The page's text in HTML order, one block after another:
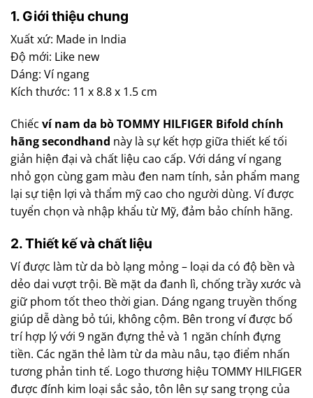
1. Giới thiệu chung
Xuất xứ: Made in India
Độ mới: Like new
Dáng: Ví ngang
Kích thước: 11 x 8.8 x 1.5 cm
Chiếc ví nam da bò TOMMY HILFIGER Bifold chính
hãng secondhand này là sự kết hợp giữa thiết kế tối
giản hiện đại và chất liệu cao cấp. Với dáng ví ngang
nhỏ gọn cùng gam màu đen nam tính, sản phẩm mang
lại sự tiện lợi và thẩm mỹ cao cho người dùng. Ví được
tuyển chọn và nhập khẩu từ Mỹ, đảm bảo chính hãng.
2. Thiết kế và chất liệu
Ví được làm từ da bò lạng mỏng – loại da có độ bền và
dẻo dai vượt trội. Bề mặt da đanh lì, chống trầy xước và
giữ phom tốt theo thời gian. Dáng ngang truyền thống
giúp dễ dàng bỏ túi, không cộm. Bên trong ví được bố
trí hợp lý với 9 ngăn đựng thẻ và 1 ngăn chính đựng
tiền. Các ngăn thẻ làm từ da màu nâu, tạo điểm nhấn
tương phản tinh tế. Logo thương hiệu TOMMY HILFIGER
được đính kim loại sắc sảo, tôn lên sự sang trọng của